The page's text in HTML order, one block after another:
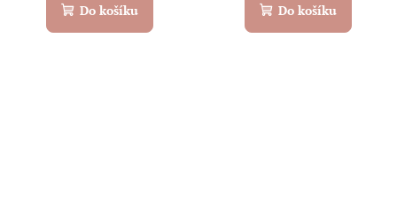
Do košíku Do košíku